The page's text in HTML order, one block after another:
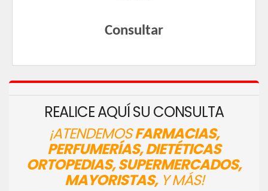
Consultar
REALICE AQUÍ SU CONSULTA
¡ATENDEMOSFARMACIAS,
PERFUMERÍAS, DIETÉTICAS
ORTOPEDIAS, SUPERMERCADOS,
MAYORISTAS,Y MÁS!